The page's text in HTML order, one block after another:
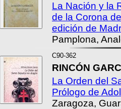
La Nación y la
de la Corona
edición de
Pamplona,
C90-362
RINCÓN
La Orden del
Prólogo de
Zaragoza,